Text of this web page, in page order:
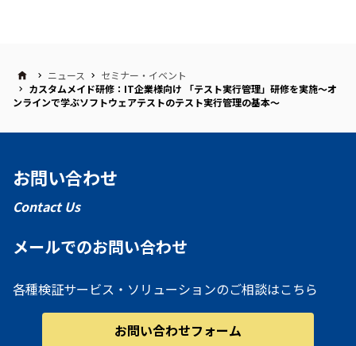
ニュース
セミナー・イベント
カスタムメイド研修：IT企業様向け 「テスト実行管理」研修を実施～オ
ンラインで学ぶソフトウェアテストのテスト実行管理の基本～
お問い合わせ
Contact Us
メールでのお問い合わせ
各種検証サービス・ソリューションのご相談はこちら
お問い合わせフォーム